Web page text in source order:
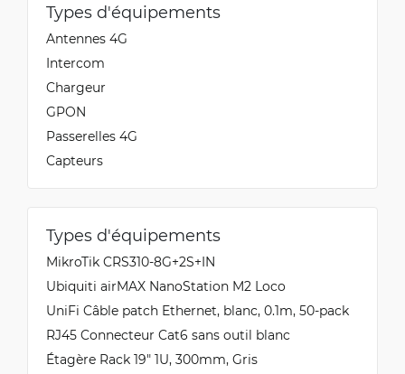
Types d'équipements
Antennes 4G
Intercom
Chargeur
GPON
Passerelles 4G
Capteurs
Types d'équipements
MikroTik CRS310-8G+2S+IN
Ubiquiti airMAX NanoStation M2 Loco
UniFi Câble patch Ethernet, blanc, 0.1m, 50-pack
RJ45 Connecteur Cat6 sans outil blanc
Étagère Rack 19" 1U, 300mm, Gris